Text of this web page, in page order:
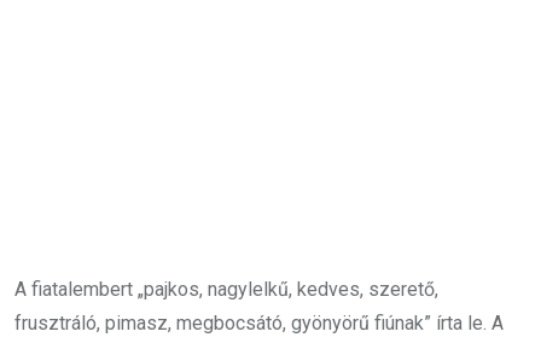
A fiatalembert „pajkos, nagylelkű, kedves, szerető,
frusztráló, pimasz, megbocsátó, gyönyörű fiúnak” írta le. A